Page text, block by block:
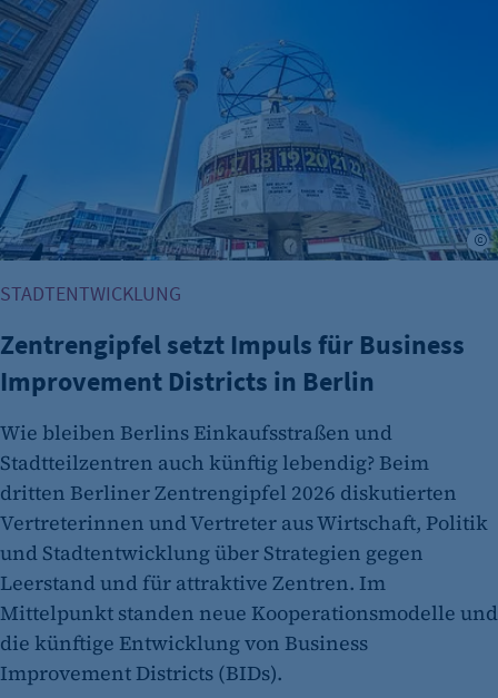
Dieser Cookie speichert die ausgewählten
Einverständnis-Optionen des Benutzers
Cookie Laufzeit:
etracker Analytics
Name:
Anbieter:
etracker GmbH
Zweck:
Cookie Erkennung
Cookie Laufzeit:
2 Jahre
etracker Analytics
STADTENTWICKLUNG
Zentrengipfel setzt Impuls für Business
Improvement Districts in Berlin
Wie bleiben Berlins Einkaufsstraßen und
Stadtteilzentren auch künftig lebendig? Beim
dritten Berliner Zentrengipfel 2026 diskutierten
Vertreterinnen und Vertreter aus Wirtschaft, Politik
und Stadtentwicklung über Strategien gegen
Leerstand und für attraktive Zentren. Im
Mittelpunkt standen neue Kooperationsmodelle und
die künftige Entwicklung von Business
Improvement Districts (BIDs).